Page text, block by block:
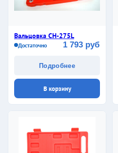
Вальцовка СH-275L
Достаточно 1 793 руб
Подробнее
В корзину